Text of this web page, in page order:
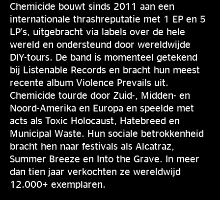
Chemicide bouwt sinds 2011 aan een
internationale thrashreputatie met 1 EP en 5
LP’s, uitgebracht via labels over de hele
wereld en ondersteund door wereldwijde
DIY-tours. De band is momenteel getekend
bij Listenable Records en bracht hun meest
recente album Violence Prevails uit.
Chemicide tourde door Zuid-, Midden- en
Noord-Amerika en Europa en speelde met
acts als Toxic Holocaust, Hatebreed en
Municipal Waste. Hun sociale betrokkenheid
bracht hen naar festivals als Alcatraz,
Summer Breeze en Into the Grave. In meer
dan tien jaar verkochten ze wereldwijd
12.000+ exemplaren.